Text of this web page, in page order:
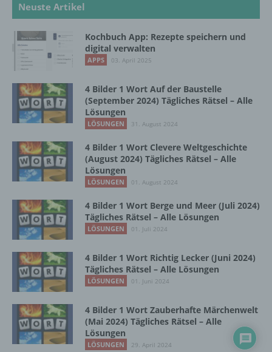
Neuste Artikel
Kochbuch App: Rezepte speichern und
digital verwalten
APPS 03. April 2025
4 Bilder 1 Wort Auf der Baustelle
(September 2024) Tägliches Rätsel – Alle
Lösungen
LÖSUNGEN 31. August 2024
4 Bilder 1 Wort Clevere Weltgeschichte
(August 2024) Tägliches Rätsel – Alle
Lösungen
LÖSUNGEN 01. August 2024
4 Bilder 1 Wort Berge und Meer (Juli 2024)
Tägliches Rätsel – Alle Lösungen
LÖSUNGEN 01. Juli 2024
4 Bilder 1 Wort Richtig Lecker (Juni 2024)
Tägliches Rätsel – Alle Lösungen
LÖSUNGEN 01. Juni 2024
4 Bilder 1 Wort Zauberhafte Märchenwelt
(Mai 2024) Tägliches Rätsel – Alle
Lösungen
LÖSUNGEN 29. April 2024
c) Verarbeitung
Verarbeitung ist jeder mit oder ohne Hilfe
automatisierter Verfahren ausgeführte
Zusammenhang mit personenbezogenen
Daten wie das Erheben, das Erfassen, die
Organisation, das Ordnen, die Speicherung,
die Anpassung oder Veränderung, das
Auslesen, das Abfragen, die Verwendung,
die Offenlegung durch Übermittlung,
Verbreitung oder eine andere Form der
Bereitstellung, den Abgleich oder die
Verknüpfung, die Einschränkung, das
d) Einschränkung der Verarbeitung
Einschränkung der Verarbeitung ist die
Markierung gespeicherter
personenbezogener Daten mit dem Ziel, ihre
e) Profiling